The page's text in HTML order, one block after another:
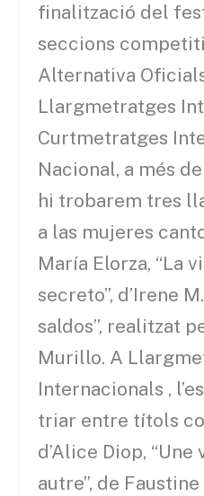
finalització del
seccions
Alternativa
Llargmetratges
Curtmetratges
Nacional, a més
hi trobarem tres
a las mujeres
María Elorza, “La
secreto”, d’Irene
saldos”, realitzat
Murillo. A
Internacionals ,
triar entre títols
d’Alice Diop,
autre”, de Faustine